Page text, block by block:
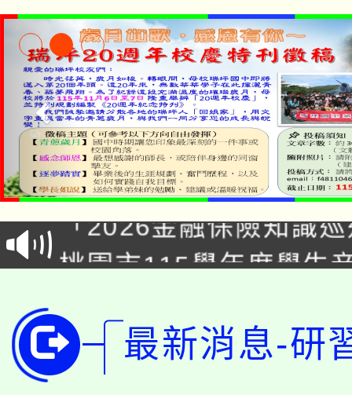
公告本校115學年度第
代理(課)教師甄選結果(
「2026金融保險知識
車」活動
桃園市115學年度學生
代理(課)教師甄選結果(
公告本校115學年度第
代理(課)教師甄選結果(
轉知中國文化大學推廣
最新消息-研